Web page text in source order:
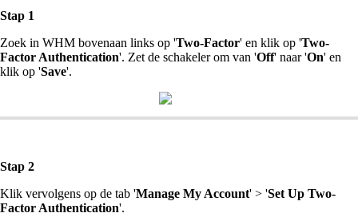
Stap 1
Zoek in WHM bovenaan links op 'Two-Factor' en klik op 'Two-
Factor Authentication'. Zet de schakeler om van 'Off' naar 'On' en
klik op 'Save'.
Stap 2
Klik vervolgens op de tab 'Manage My Account' > 'Set Up Two-
Factor Authentication'.